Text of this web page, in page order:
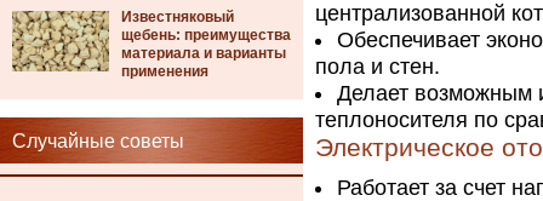
Известняковый
щебень: преимущества
материала и варианты
применения
Случайные советы
централизованной
Обеспечивает
пола и стен.
Делает возможным
теплоносителя по
Электрическое
Работает за счет